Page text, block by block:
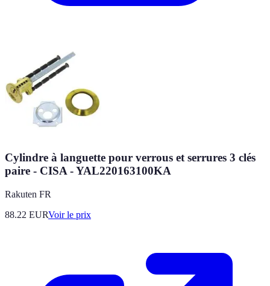
Cylindre à languette pour verrous et serrures 3 clés
paire - CISA - YAL220163100KA
Rakuten FR
88.22 EURVoir le prix